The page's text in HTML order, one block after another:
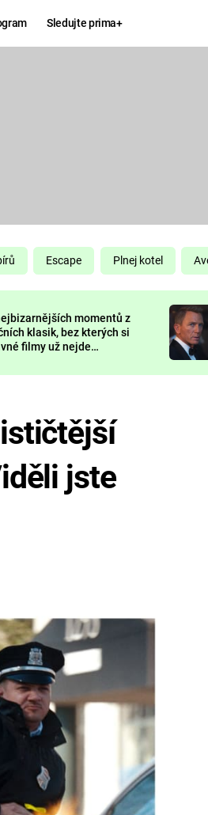
Sledujte prima+
KOMEDIE
CHUCK
NORRIS
Escape Plnej kotel
momentů z
klasik, bez kterých si
filmy už nejde
jste